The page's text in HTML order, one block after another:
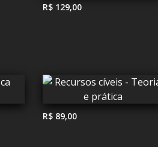
R$ 129,00
R$ 89,00